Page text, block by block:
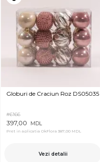
Globuri de Craciun Roz DS05035
#6166
397,00 MDL
Pret in aplicatia OkFlora 387,00 MDL
Vezi detalii